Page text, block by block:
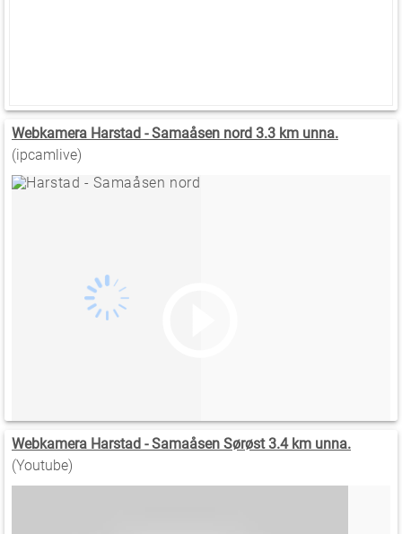
Webkamera Harstad - Samaåsen nord 3.3 km unna.
(ipcamlive)
Webkamera Harstad - Samaåsen Sørøst 3.4 km unna.
(Youtube)